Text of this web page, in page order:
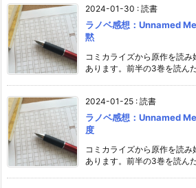
2024-01-30 : 読書
ラノベ感想：Unnamed
黙
コミカライズから原作を読
あります。前半の3巻を読ん
2024-01-25 : 読書
ラノベ感想：Unnamed
度
コミカライズから原作を読
あります。前半の3巻を読ん